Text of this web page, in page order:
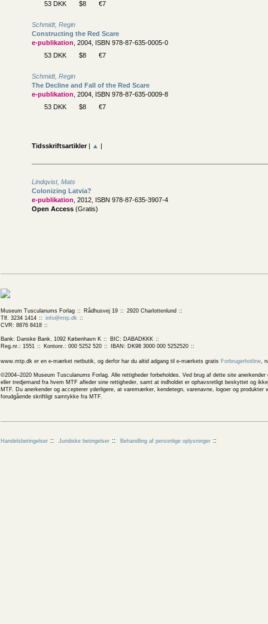
53 DKK $8 €7
Schmidt, Regin
Constructing the Red Scare
e-publikation , 2004, ISBN 978-87-635-0005-0
53 DKK
$8 €7
Schmidt, Regin
The Decline and Fall of the Red Scare
e-publikation , 2004, ISBN 978-87-635-0009-8
53 DKK
$8 €7
Tidsskriftsartikler| ▲ |
Lindqvist, Mats
Colonizing Latvia?
e-publikation , 2012, ISBN 978-87-635-3907-4
Open Access (Gratis)
Museum Tusculanums Forlag Rådhusvej 19
2920 Charlottenlund
Tlf. 3234 1414
info@mtp.dk
CVR: 8876 8418
Bank: Danske Bank, 1092 København K
BIC: DABADKKK
Reg.nr.: 1551
Kontonr.: 000 5252 520 IBAN: DK98 3000 000 5252520
www.mtp.dk er en e-mærket netbutik, og derfor har du altid adgang til e-mærkets gratis Forbrugerhotline,
©2004–2020 Museum Tusculanums Forlag. Alle rettigheder forbeholdes. Ved brug af dette site
eller tredjemand fra hvem MTF afleder sine rettigheder, samt at indholdet er ophavsretligt beskyttet og
MTF. Du anerkender og accepterer yderligere, at varemærker, kendetegn, varenavne, logoer og
forudgående skriftligt samtykke fra MTF.
Handelsbetingelser Juridiske betingelser Behandling af personlige oplysninger